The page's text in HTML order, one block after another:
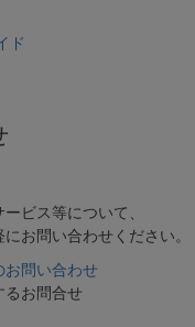
ド
ビス等について、
お問い合わせください。
お問い合わせ
るお問合せ